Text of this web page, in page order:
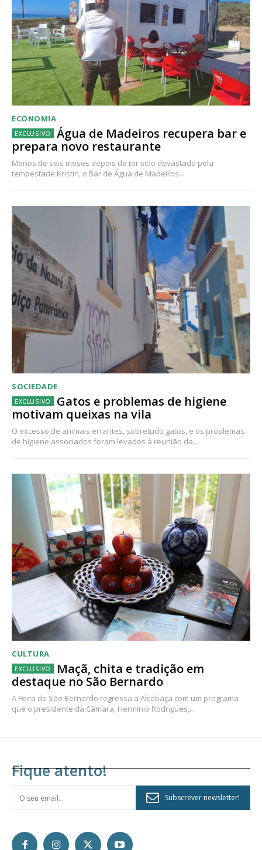
ECONOMIA
Água de Madeiros recupera bar e
prepara novo restaurante
Menos de seis meses depois de ter sido devastado pela
tempestade Kristin, o Bar de Água de Madeiros...
SOCIEDADE
Gatos e problemas de higiene
motivam queixas na vila
O excesso de animais errantes, sobretudo gatos, e os problemas
de higiene associados foram levados à reunião da...
CULTURA
Maçã, chita e tradição em
destaque no São Bernardo
A Feira de São Bernardo regressa a Alcobaça com um programa
que o presidente da Câmara, Hermínio Rodrigues,...
Fique atento!
Subscrever newsletter!